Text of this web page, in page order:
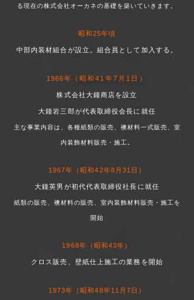
る現在の株式会社オーカネの基礎を築いていきます。
昭和25年頃
中部内装材組合が設立。組合員として加入する。
1966年 （昭和41年7月1日）
株式会社大鐘商店を設立
大鐘岩三郎が代表取締役会長に就任
主な事業内容は、各種紙類の販売、襖材料一式販売、室
内装飾材料販売・施工。
1967年（昭和42年8月31日）
大鐘英男が初代代表取締役社長に就任
紙類の販売、襖材料の販売、室内装飾材料販売・施工 ​を
開始
1968年（昭和43年）
クロス販売、壁紙仕上施工の業務を開始
1973年（昭和48年11月7日）